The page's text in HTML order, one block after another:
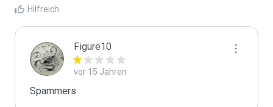
Hilfreich
Figure10
vor 15 Jahren
Spammers